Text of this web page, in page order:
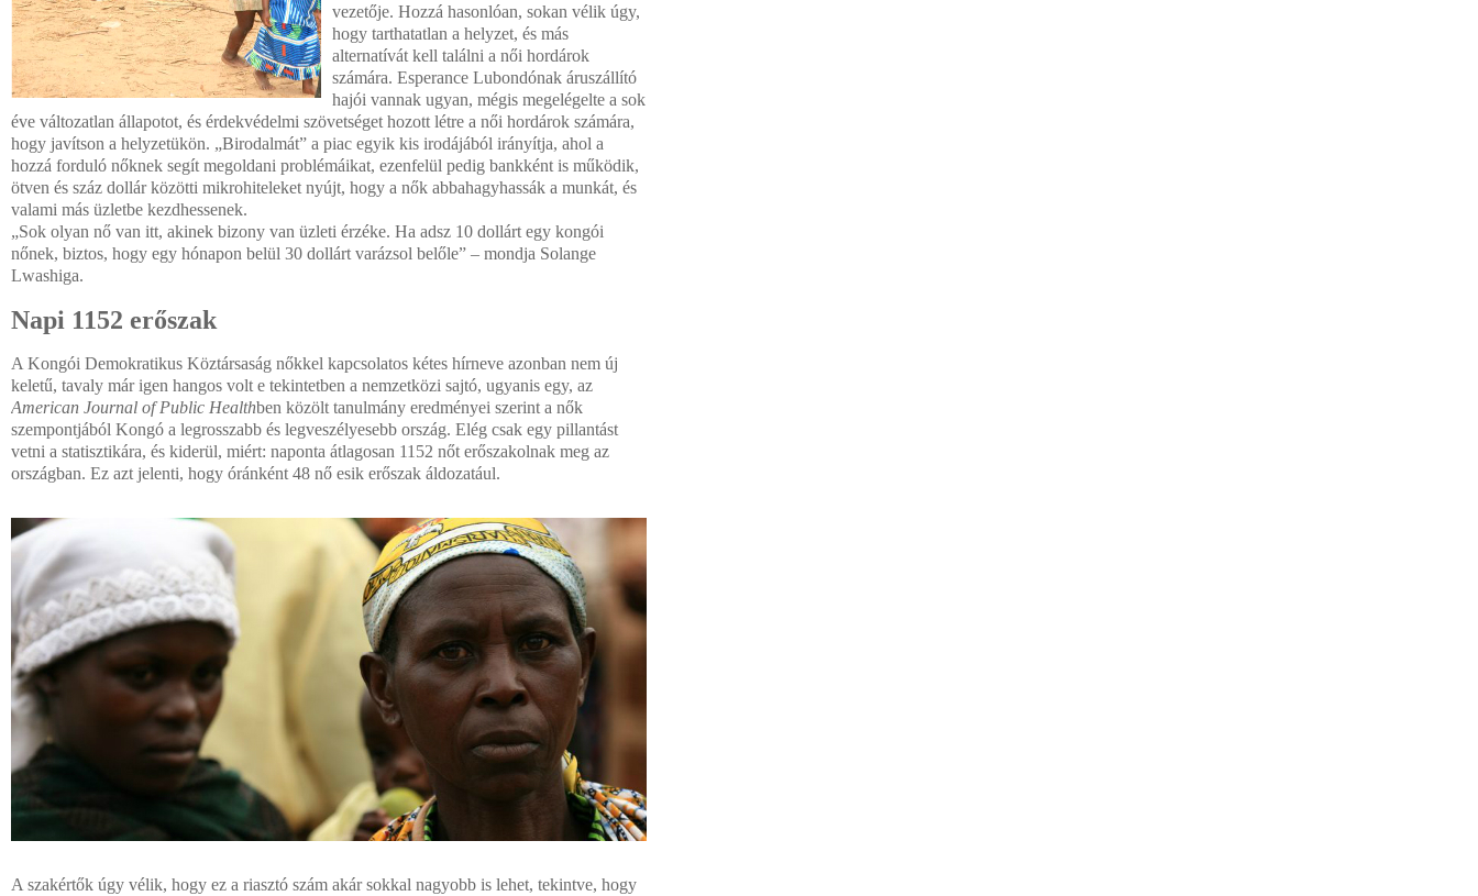
vezetője. Hozzá hasonlóan, sokan vélik úgy,
hogy tarthatatlan a helyzet, és más
alternatívát kell találni a női hordárok
számára. Esperance Lubondónak áruszállító
hajói vannak ugyan, mégis megelégelte a sok
éve változatlan állapotot, és érdekvédelmi szövetséget hozott létre a női hordárok számára,
hogy javítson a helyzetükön. „Birodalmát” a piac egyik kis irodájából irányítja, ahol a
hozzá forduló nőknek segít megoldani problémáikat, ezenfelül pedig bankként is működik,
ötven és száz dollár közötti mikrohiteleket nyújt, hogy a nők abbahagyhassák a munkát, és
valami más üzletbe kezdhessenek.
„Sok olyan nő van itt, akinek bizony van üzleti érzéke. Ha adsz 10 dollárt egy kongói
nőnek, biztos, hogy egy hónapon belül 30 dollárt varázsol belőle” – mondja Solange
Lwashiga.
Napi 1152 erőszak
A Kongói Demokratikus Köztársaság nőkkel kapcsolatos kétes hírneve azonban nem új
keletű, tavaly már igen hangos volt e tekintetben a nemzetközi sajtó, ugyanis egy, az
American Journal of Public Healthben közölt tanulmány eredményei szerint a nők
szempontjából Kongó a legrosszabb és legveszélyesebb ország. Elég csak egy pillantást
vetni a statisztikára, és kiderül, miért: naponta átlagosan 1152 nőt erőszakolnak meg az
országban. Ez azt jelenti, hogy óránként 48 nő esik erőszak áldozatául.
A szakértők úgy vélik, hogy ez a riasztó szám akár sokkal nagyobb is lehet, tekintve, hogy